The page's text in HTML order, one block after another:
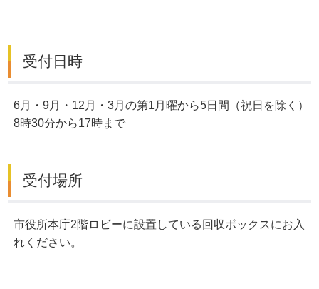
受付日時
6月・9月・12月・3月の第1月曜から5日間（祝日を除く）
8時30分から17時まで
受付場所
市役所本庁2階ロビーに設置している回収ボックスにお入
れください。